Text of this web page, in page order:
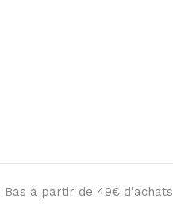
à partir de 49€ d’achats